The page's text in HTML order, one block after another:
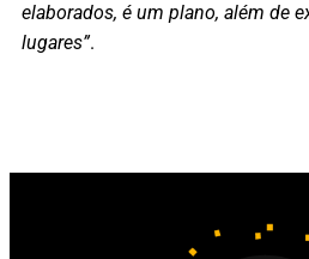
elaborados, é um plano, além de
lugares”.